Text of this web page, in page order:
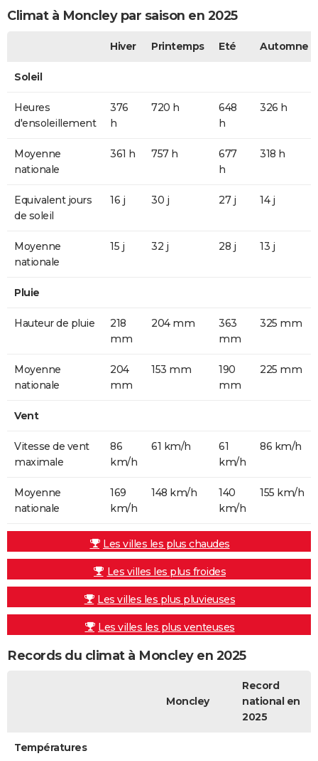
Climat à Moncley par saison en 2025
Hiver Printemps Eté Automne
Soleil
Heures
d'ensoleillement
376
h
720 h
648
h
326 h
Moyenne
nationale
361 h 757 h
677
h
318 h
Equivalent jours
de soleil
16 j 30 j 27 j 14 j
Moyenne
nationale
15 j 32 j 28 j 13 j
Pluie
Hauteur de pluie
218
mm
204 mm
363
mm
325 mm
Moyenne
nationale
204
mm
153 mm
190
mm
225 mm
Vent
Vitesse de vent
maximale
86
km/h
61 km/h
61
km/h
86 km/h
Moyenne
nationale
169
km/h
148 km/h
140
km/h
155 km/h
Les villes les plus chaudes
Les villes les plus froides
Les villes les plus pluvieuses
Les villes les plus venteuses
Records du climat à Moncley en 2025
Moncley
Record
national en
2025
Températures